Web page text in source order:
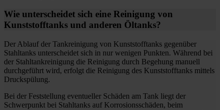
Wie unterscheidet sich eine Reinigung von
Kunststofftanks und anderen Öltanks?
Der Ablauf der Tankreinigung von Kunststofftanks gegenüber
Stahltanks unterscheidet sich in nur wenigen Punkten. Während bei
der Stahltankreinigung die Reinigung durch Begehung manuell
durchgeführt wird, erfolgt die Reinigung des Kunststofftanks mittels
Druckspülung.
Bei der Feststellung eventueller Schäden am Tank liegt der
Schwerpunkt bei Stahltanks auf Korrosionsschäden, beim